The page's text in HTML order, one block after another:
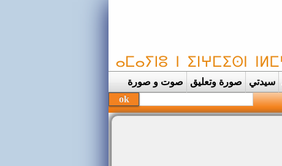
سيدتي صورة وتعليق صوت و صورة